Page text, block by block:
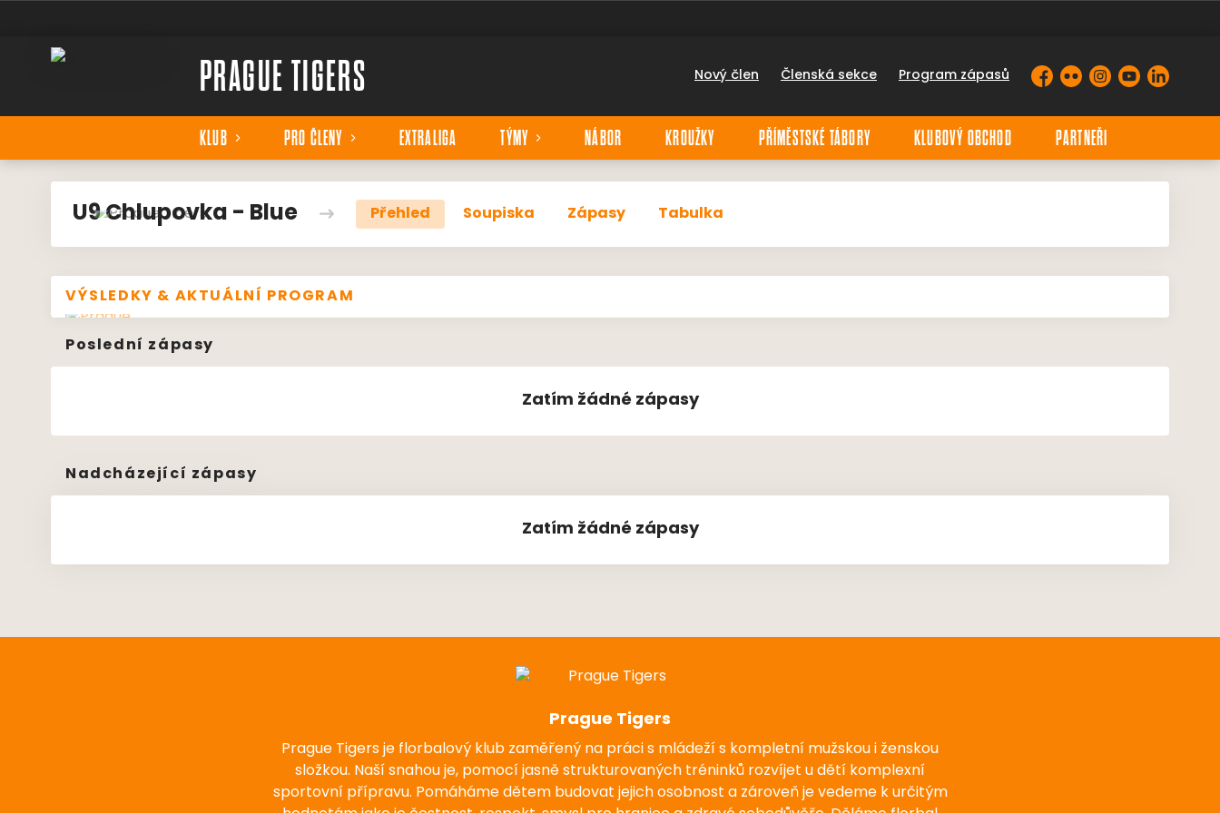
PRAGUE TIGERS Nový člen Členská sekce Program zápasů Facebook
FlickrInstagram
YouTubeLinkedIn
KLUB PRO ČLENY EXTRALIGA TÝMY NÁBOR KROUŽKY PŘÍMĚSTSKÉ TÁBORY KLUBOVÝ OBCHOD PARTNEŘI
U9 Chlupovka - Blue Přehled Soupiska Zápasy Tabulka
VÝSLEDKY & AKTUÁLNÍ PROGRAM
Poslední zápasy
Zatím žádné zápasy
Nadcházející zápasy
Zatím žádné zápasy
Prague Tigers
Prague Tigers je florbalový klub zaměřený na práci s mládeží s kompletní mužskou i ženskou
složkou. Naší snahou je, pomocí jasně strukturovaných tréninků rozvíjet u dětí komplexní
sportovní přípravu. Pomáháme dětem budovat jejich osobnost a zároveň je vedeme k určitým